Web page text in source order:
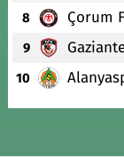
8 Çorum
9
10